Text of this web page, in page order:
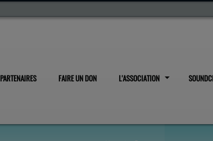
PARTENAIRES FAIRE UN DON L'ASSOCIATION